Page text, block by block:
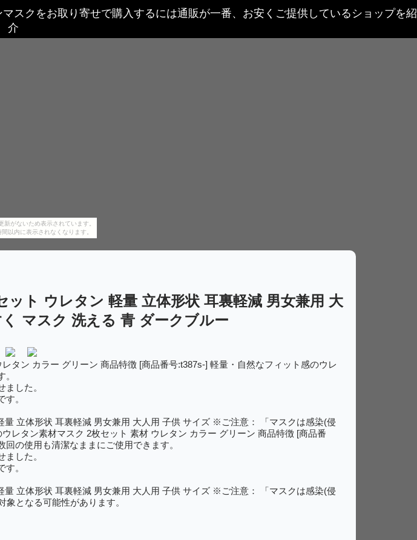
がないため表示されています。
以内に表示されなくなります。
スクをお取り寄せで購入するには通販が一番、お安くご提供しているショップを紹
介
ト ウレタン 軽量 立体形状 耳裏軽減 男女兼用 大
マスク 洗える 青 ダークブルー
タン カラー グリーン 商品特徴 [商品番号:t387s-] 軽量・自然なフィット感のウレ
した。
。
立体形状 耳裏軽減 男女兼用 大人用 子供 サイズ ※ご注意： 「マスクは感染(侵
レタン素材マスク 2枚セット 素材 ウレタン カラー グリーン 商品特徴 [商品番
の使用も清潔なままにご使用できます。
した。
。
立体形状 耳裏軽減 男女兼用 大人用 子供 サイズ ※ご注意： 「マスクは感染(侵
となる可能性があります。